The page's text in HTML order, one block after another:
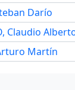
Darío
Claudio
Martín